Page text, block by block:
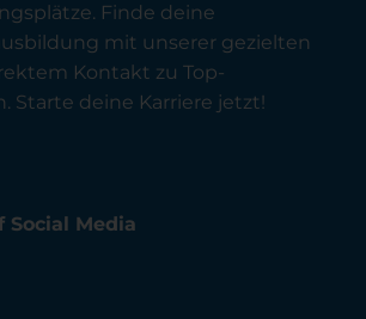
Finde deine
mit unserer gezielten
Kontakt zu Top-
Starte deine Karriere jetzt!
Social Media